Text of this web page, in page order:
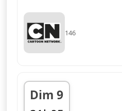
146
Dim 9